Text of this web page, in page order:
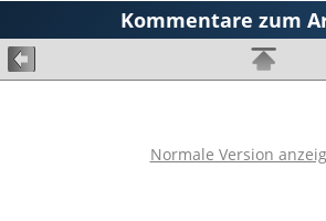
Kommentare zum
Normale Version